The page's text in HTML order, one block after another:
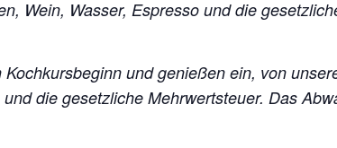
Wein, Wasser, Espresso und die
und genießen ein, von
die gesetzliche Mehrwertsteuer. Das